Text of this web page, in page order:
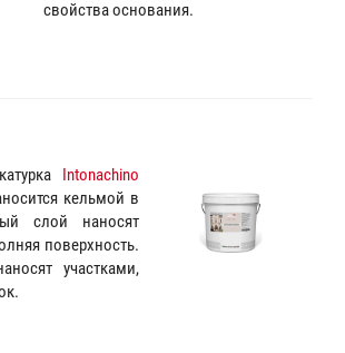
свойства основания.
Intonachino
кельмой в
слой наносят
поверхность.
участками,